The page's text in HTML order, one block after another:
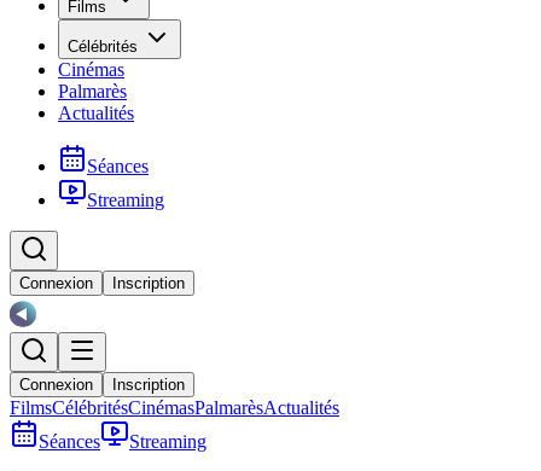
Films
Célébrités
Cinémas
Palmarès
Actualités
Séances
Streaming
Connexion Inscription
Connexion Inscription
FilmsCélébritésCinémasPalmarèsActualités
Séances
Streaming